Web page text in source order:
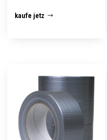
kaufe jetz